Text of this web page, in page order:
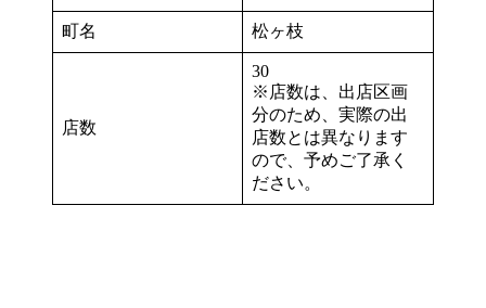
町名 松ヶ枝
店数
30
※店数は、出店区画
分のため、実際の出
店数とは異なります
ので、予めご了承く
ださい。